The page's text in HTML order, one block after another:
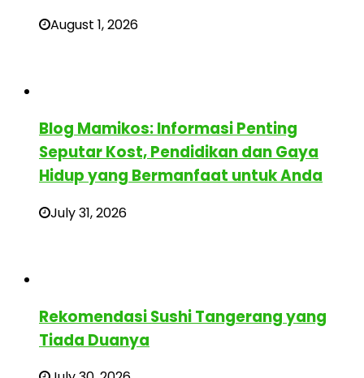
August 1, 2026
Blog Mamikos: Informasi Penting
Seputar Kost, Pendidikan dan Gaya
Hidup yang Bermanfaat untuk Anda
July 31, 2026
Rekomendasi Sushi Tangerang yang
Tiada Duanya